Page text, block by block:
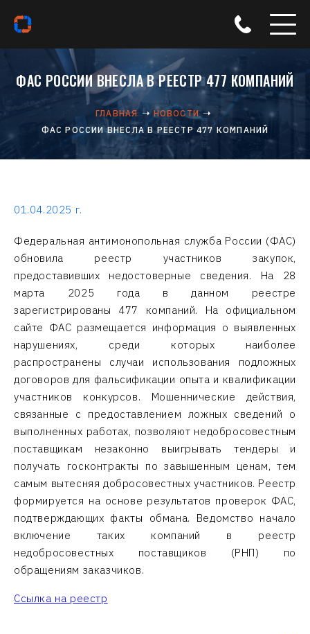
ФАС РОССИИ ВНЕСЛА В РЕЕСТР 477 КОМПАНИЙ
ГЛАВНАЯ
НОВОСТИ
ФАС РОССИИ ВНЕСЛА В РЕЕСТР 477 КОМПАНИЙ
01.04.2025 г.
Федеральная антимонопольная служба России (ФАС)
обновила реестр участников закупок,
предоставивших недостоверные сведения. На 28
марта 2025 года в данном реестре
зарегистрированы 477 компаний. На официальном
сайте ФАС размещается информация о выявленных
нарушениях, среди которых наиболее
распространены случаи использования подложных
договоров для фальсификации опыта и квалификации
участников конкурсов. Мошеннические действия,
связанные с предоставлением ложных сведений о
выполненных работах, позволяют недобросовестным
поставщикам незаконно выигрывать тендеры и
получать госконтракты по завышенным ценам, тем
самым вытесняя добросовестных участников. Реестр
формируется на основе результатов проверок ФАС,
подтверждающих факты обмана. Ведомство начало
включение таких компаний в реестр
недобросовестных поставщиков (РНП) по
обращениям заказчиков.
Ссылка на реестр